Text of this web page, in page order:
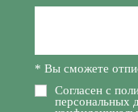
Согласен с
персональных
* Вы сможете